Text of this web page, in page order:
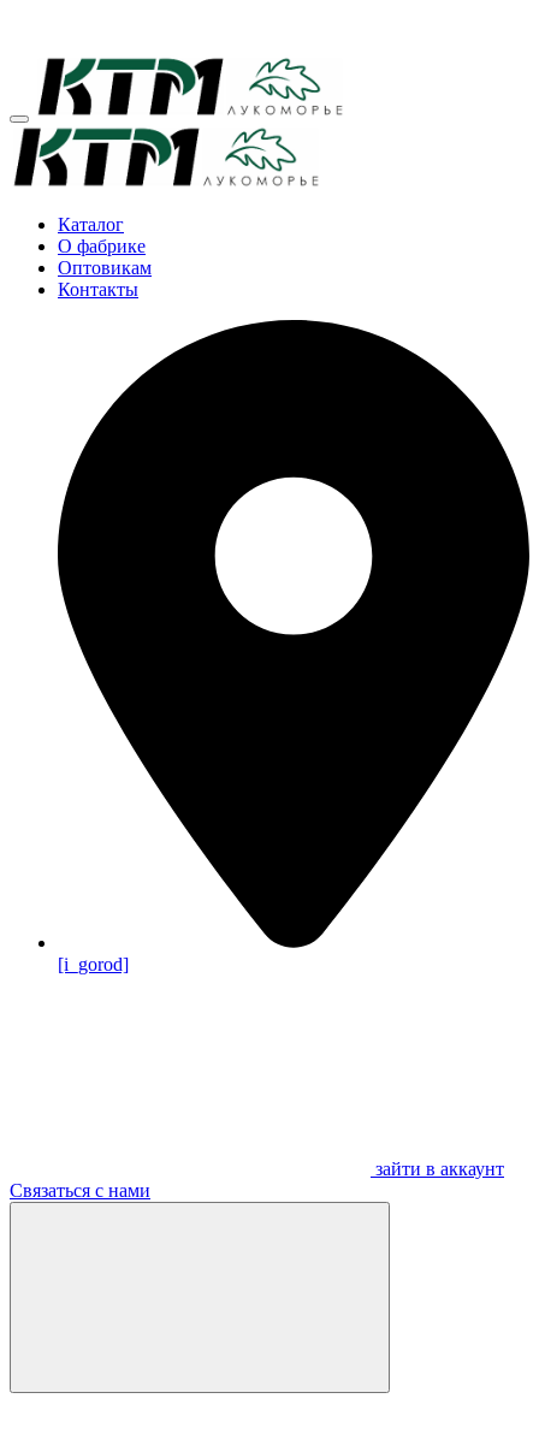
Каталог
О фабрике
Оптовикам
Контакты
[i_gorod]
зайти в аккаунт
Связаться с нами